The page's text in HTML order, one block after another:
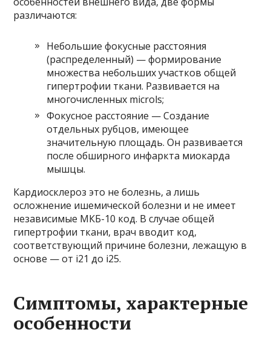
различаются:
Небольшие фокусные расстояния
(распределенный) — формирование
множества небольших участков общей
гипертрофии ткани. Развивается на
многочисленных microls;
Фокусное расстояние — Создание
отдельных рубцов, имеющее
значительную площадь. Он развивается
после обширного инфаркта миокарда
мышцы.
Кардиосклероз это не болезнь, а лишь
осложнение ишемической болезни и не имеет
независимые МКБ-10 код. В случае общей
гипертрофии ткани, врач вводит код,
соответствующий причине болезни, лежащую в
основе — от і21 до і25.
Симптомы, характерные
особенности